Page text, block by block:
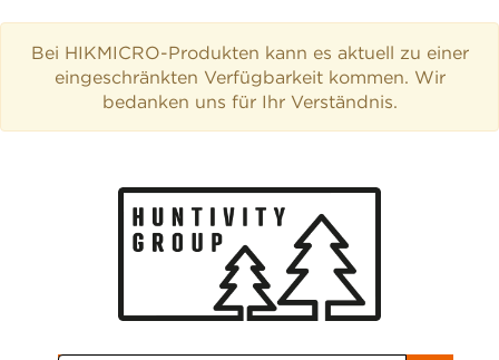
Bei HIKMICRO-Produkten kann es aktuell zu einer
eingeschränkten Verfügbarkeit kommen. Wir
bedanken uns für Ihr Verständnis.